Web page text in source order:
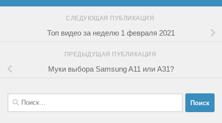
СЛЕДУЮЩАЯ ПУБЛИКАЦИЯ
Топ видео за неделю 1 февраля 2021
ПРЕДЫДУЩАЯ ПУБЛИКАЦИЯ
Муки выбора Samsung A11 или A31?
Найти: